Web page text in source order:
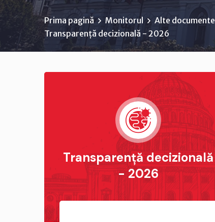
Prima pagină Monitorul Alte documente
Transparență decizională - 2026
Transparență decizională
- 2026